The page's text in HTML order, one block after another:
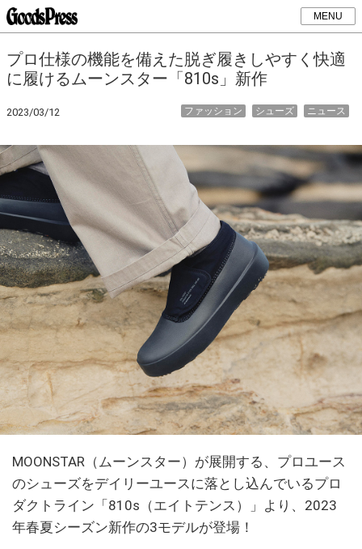
MENU
プロ仕様の機能を備えた脱ぎ履きしやすく快適
に履けるムーンスター「810s」新作
2023/03/12 ニュース
シューズ
ファッション
MOONSTAR（ムーンスター）が展開する、プロユース
のシューズをデイリーユースに落とし込んでいるプロ
ダクトライン「810s（エイトテンス）」より、2023
年春夏シーズン新作の3モデルが登場！